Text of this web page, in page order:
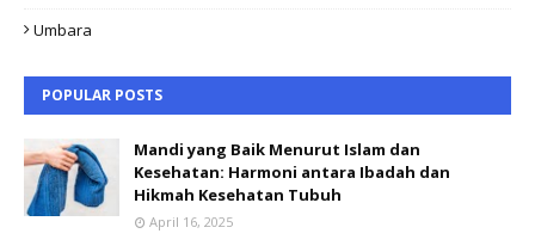
Umbara
POPULAR POSTS
Mandi yang Baik Menurut Islam dan
Kesehatan: Harmoni antara Ibadah dan
Hikmah Kesehatan Tubuh
April 16, 2025